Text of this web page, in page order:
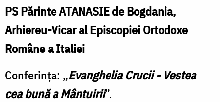
PS Părinte ATANASIE de Bogdania,
Arhiereu-Vicar al Episcopiei Ortodoxe
Române a Italiei
Conferința: „Evanghelia Crucii - Vestea
cea bună a Mântuirii”.